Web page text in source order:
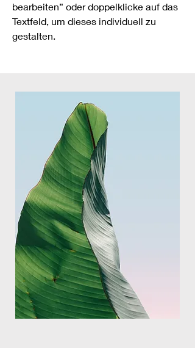
bearbeiten” oder doppelklicke auf das
Textfeld, um dieses individuell zu
gestalten.